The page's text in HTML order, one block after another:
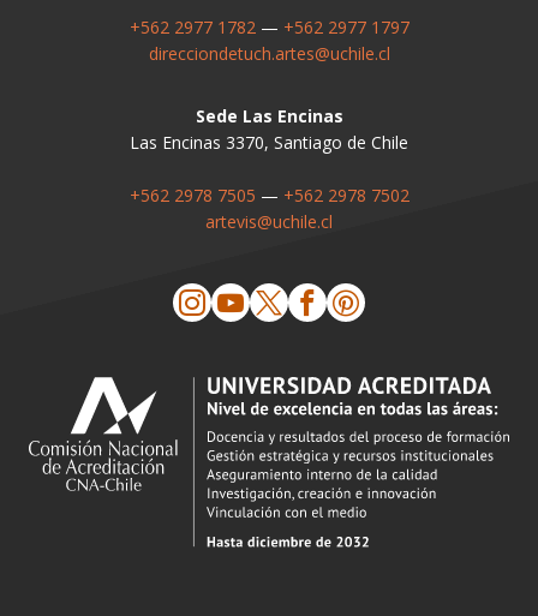
+562 2977 1782— +562 2977 1797
direcciondetuch.artes@uchile.cl
Sede Las Encinas
Las Encinas 3370, Santiago de Chile
+562 2978 7505 — +562 2978 7502
artevis@uchile.cl